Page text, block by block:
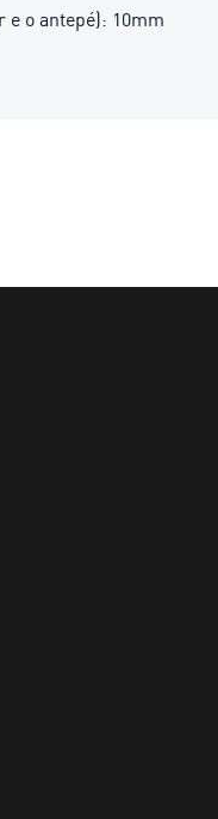
e o antepé): 10mm